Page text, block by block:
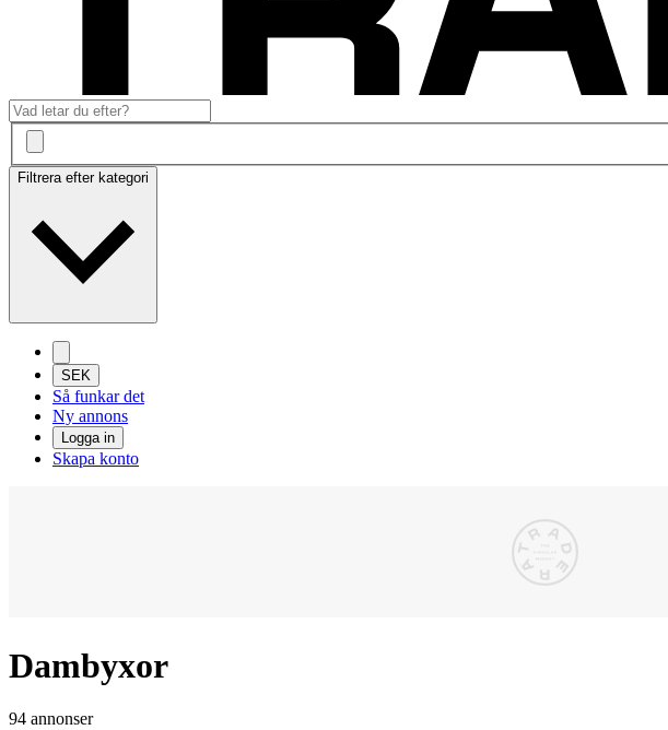
Filtrera efter kategori
SEK
Så funkar det
Ny annons
Logga in
Skapa konto
Dambyxor
94 annonser